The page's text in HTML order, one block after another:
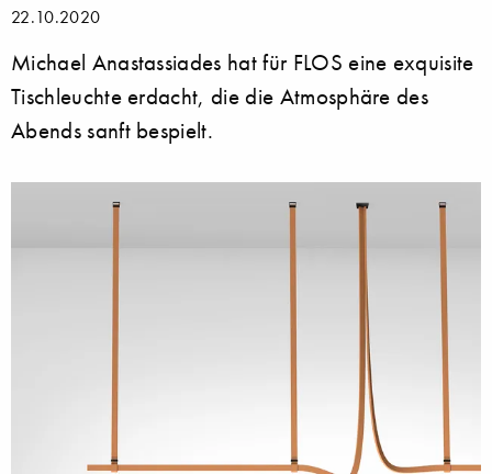
22.10.2020
Michael Anastassiades hat für FLOS eine exquisite
Tischleuchte erdacht, die die Atmosphäre des
Abends sanft bespielt.